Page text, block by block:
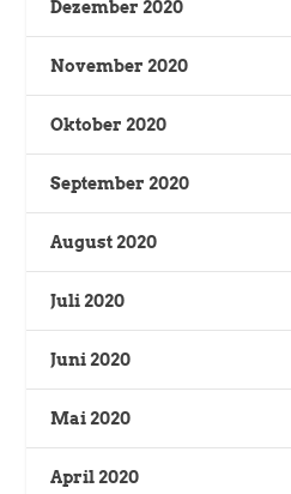
Dezember 2020
November 2020
Oktober 2020
September 2020
August 2020
Juli 2020
Juni 2020
Mai 2020
April 2020